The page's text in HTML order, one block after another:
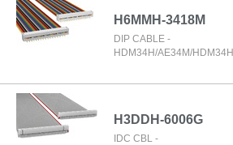
H6MMH-3418M
DIP CABLE -
HDM34H/AE34M/HDM34H
H3DDH-6006G
IDC CBL -